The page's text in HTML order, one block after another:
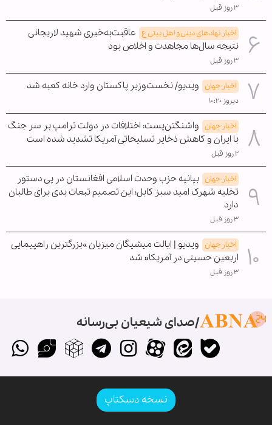
۳ روز قبل
اخبار نهادهای دینی و اهل بیتی ع عاقبت‌به‌خیری شهید لاریجانی
نتیجه سال‌ها مجاهدت و اخلاص بود
۳ روز قبل
اخبار جهان ویدیو/ نخست‌وزیر پاکستان وارد خانه کعبه شد
دیروز ۱۰:۲۰
اخبار جهان واشنگتن‌پست: اختلافات در دولت ترامپ بر سر جنگ
با ایران و کاهش ذخایر تسلیحاتی آمریکا تشدید شده است
۲ روز قبل
اخبار جهان بیانیه حزب وحدت اسلامی افغانستان در پی دستور
تخلیه شهرک امید سبز کابل؛ این تصمیم تبعات بدی برای طالبان
دارد
۳ روز قبل
اخبار جهان ویدیو | ایالت میشیگان میزبان »بزرگترین راهپیمایی
اربعین حسینی در آمریکا« شد
۳ روز قبل
صدای شیعیان بی‌رسانه
نسخه دسکتاپ